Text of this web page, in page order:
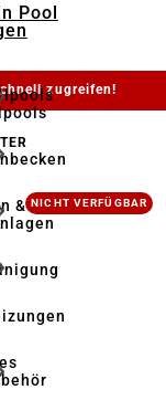
Pool
&
zugreifen!
NICHT VERFÜGBAR